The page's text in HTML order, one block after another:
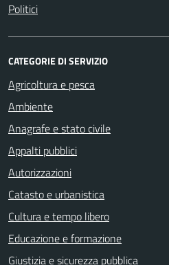
Politici
CATEGORIE DI SERVIZIO
Agricoltura e pesca
Ambiente
Anagrafe e stato civile
Appalti pubblici
Autorizzazioni
Catasto e urbanistica
Cultura e tempo libero
Educazione e formazione
Giustizia e sicurezza pubblica